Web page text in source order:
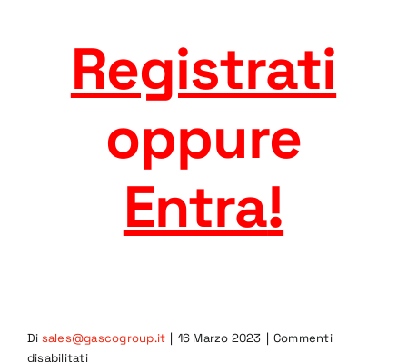
Registrati
oppure
Entra!
Di sales@gascogroup.it | 16 Marzo 2023 | Commenti
disabilitatisu